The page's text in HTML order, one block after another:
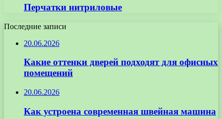
Перчатки нитриловые
Последние записи
20.06.2026
Какие оттенки дверей подходят для офисных
помещений
20.06.2026
Как устроена современная швейная машина